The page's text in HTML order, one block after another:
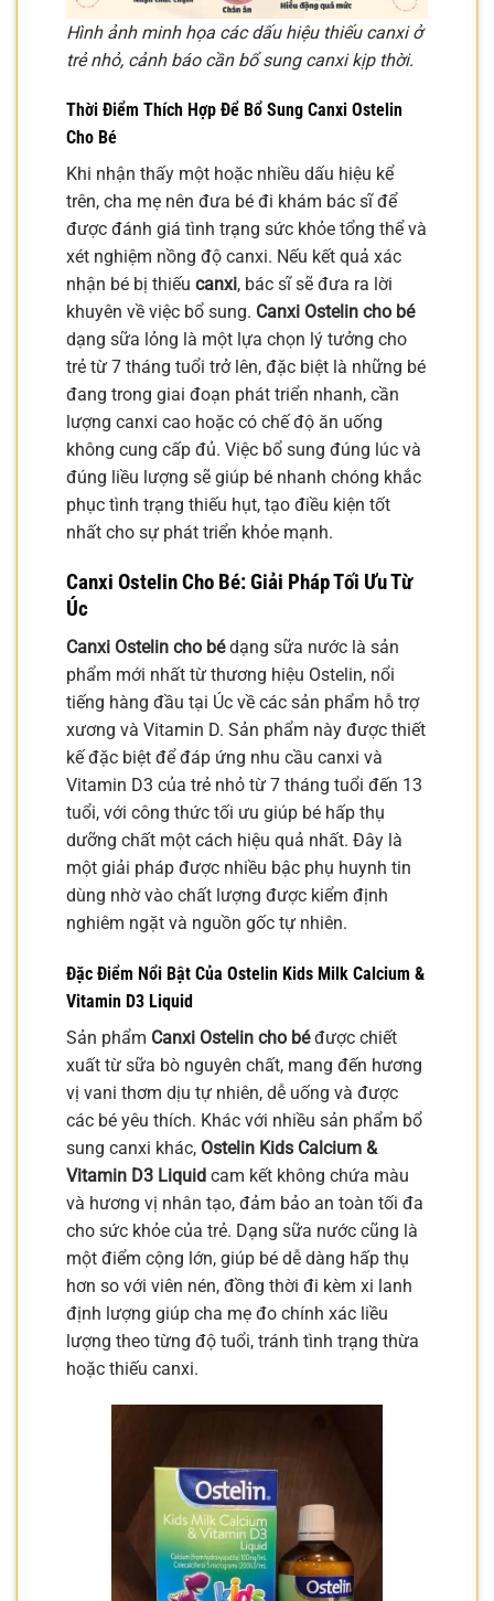
Hình ảnh minh họa các dấu hiệu thiếu canxi ở
trẻ nhỏ, cảnh báo cần bổ sung canxi kịp thời.
Thời Điểm Thích Hợp Để Bổ Sung Canxi Ostelin
Cho Bé
Khi nhận thấy một hoặc nhiều dấu hiệu kể
trên, cha mẹ nên đưa bé đi khám bác sĩ để
được đánh giá tình trạng sức khỏe tổng thể và
xét nghiệm nồng độ canxi. Nếu kết quả xác
nhận bé bị thiếu canxi, bác sĩ sẽ đưa ra lời
khuyên về việc bổ sung. Canxi Ostelin cho bé
dạng sữa lỏng là một lựa chọn lý tưởng cho
trẻ từ 7 tháng tuổi trở lên, đặc biệt là những bé
đang trong giai đoạn phát triển nhanh, cần
lượng canxi cao hoặc có chế độ ăn uống
không cung cấp đủ. Việc bổ sung đúng lúc và
đúng liều lượng sẽ giúp bé nhanh chóng khắc
phục tình trạng thiếu hụt, tạo điều kiện tốt
nhất cho sự phát triển khỏe mạnh.
Canxi Ostelin Cho Bé: Giải Pháp Tối Ưu Từ
Úc
Canxi Ostelin cho bédạng sữa nước là sản
phẩm mới nhất từ thương hiệu Ostelin, nổi
tiếng hàng đầu tại Úc về các sản phẩm hỗ trợ
xương và Vitamin D. Sản phẩm này được thiết
kế đặc biệt để đáp ứng nhu cầu canxi và
Vitamin D3 của trẻ nhỏ từ 7 tháng tuổi đến 13
tuổi, với công thức tối ưu giúp bé hấp thụ
dưỡng chất một cách hiệu quả nhất. Đây là
một giải pháp được nhiều bậc phụ huynh tin
dùng nhờ vào chất lượng được kiểm định
nghiêm ngặt và nguồn gốc tự nhiên.
Đặc Điểm Nổi Bật Của Ostelin Kids Milk Calcium &
Vitamin D3 Liquid
Sản phẩm Canxi Ostelin cho béđược chiết
xuất từ sữa bò nguyên chất, mang đến hương
vị vani thơm dịu tự nhiên, dễ uống và được
các bé yêu thích. Khác với nhiều sản phẩm bổ
sung canxi khác, Ostelin Kids Calcium &
Vitamin D3 Liquid cam kết không chứa màu
và hương vị nhân tạo, đảm bảo an toàn tối đa
cho sức khỏe của trẻ. Dạng sữa nước cũng là
một điểm cộng lớn, giúp bé dễ dàng hấp thụ
hơn so với viên nén, đồng thời đi kèm xi lanh
định lượng giúp cha mẹ đo chính xác liều
lượng theo từng độ tuổi, tránh tình trạng thừa
hoặc thiếu canxi.